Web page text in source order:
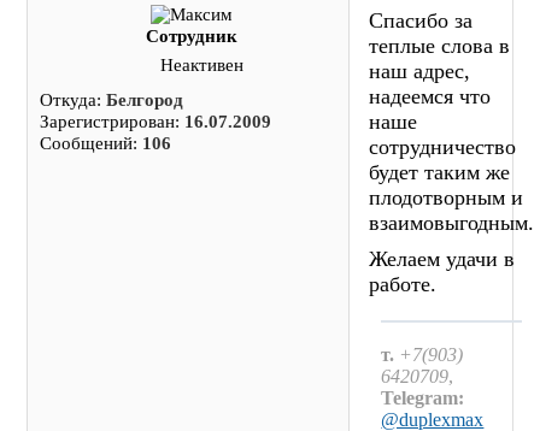
Сотрудник
Неактивен
Откуда:Белгород
Зарегистрирован: 16.07.2009
Сообщений: 106
Спасибо за
теплые слова в
наш адрес,
надеемся что
наше
сотрудничество
будет таким же
плодотворным и
взаимовыгодным.
Желаем удачи в
работе.
т. +7(903)
6420709,
Telegram:
@duplexmax